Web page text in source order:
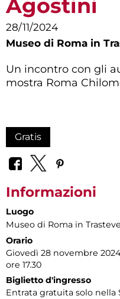
Agostini
28/11/2024
Museo di Roma in
Un incontro con gli
mostra Roma
Gratis
Informazioni
Luogo
Museo di Roma in
Orario
Giovedì 28 novembre 2024
ore 17.30
Biglietto d'ingresso
Entrata gratuita solo nella